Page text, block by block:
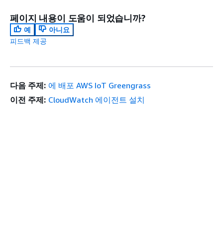
페이지 내용이 도움이 되었습니까?
예
아니요
피드백 제공
다음 주제: 에 배포 AWS IoT Greengrass
이전 주제: CloudWatch 에이전트 설치